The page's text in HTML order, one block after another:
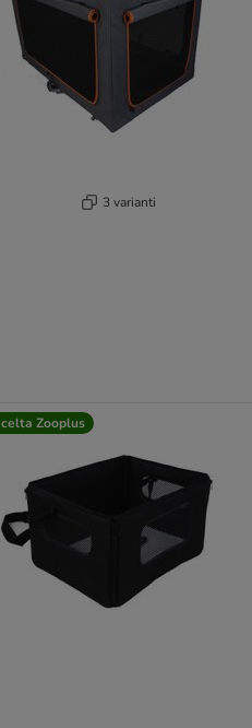
3 varianti
Zooplus